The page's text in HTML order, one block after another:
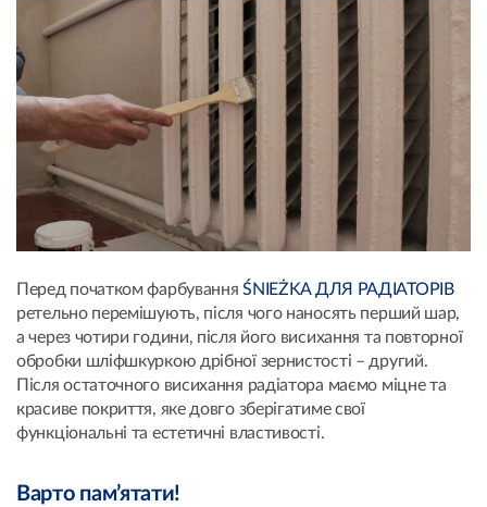
Перед початком фарбуванняŚNIEŻKA ДЛЯ РАДІАТОРІВ
ретельно перемішують, після чого наносять перший шар,
а через чотири години, після його висихання та повторної
обробки шліфшкуркою дрібної зернистості – другий.
Після остаточного висихання радіатора маємо міцне та
красиве покриття, яке довго зберігатиме свої
функціональні та естетичні властивості.
Варто пам’ятати!